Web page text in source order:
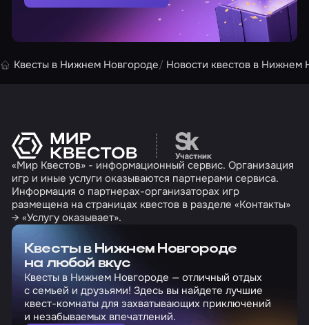
Квесты в Нижнем Новгороде Новости квестов в Нижнем
Перейти на сайт
«Мир Квестов» - информационный сервис. Организация
игр и иные услуги оказываются партнерами сервиса.
Информация о партнерах-организаторах игр
размещена на страницах квестов в разделе «Контакты»
→ «Услугу оказывает».
Квесты в Нижнем Новгороде
на любой вкус
Квесты в Нижнем Новгороде — отличный отдых
с семьей и друзьями! Здесь вы найдете лучшие
квест-комнаты для захватывающих приключений
и незабываемых впечатлений.